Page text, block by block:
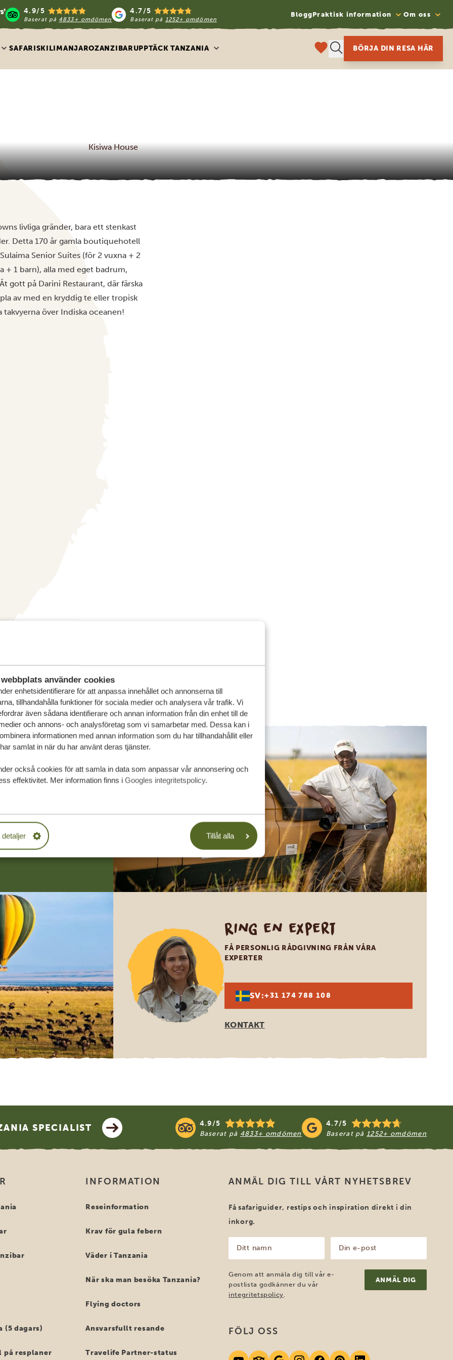
webbplats använder cookies
enhetsidentifierare för att anpassa innehållet och annonserna till
tillhandahålla funktioner för sociala medier och analysera vår trafik. Vi
även sådana identifierare och annan information från din enhet till de
och annons- och analysföretag som vi samarbetar med. Dessa kan i
informationen med annan information som du har tillhandahållit eller
samlat in när du har använt deras tjänster.
också cookies för att samla in data som anpassar vår annonsering och
effektivitet. Mer information finns i Googles integritetspolicy.
Tillåt alla
4.9/5
Baserat på 4833+ omdömen
4.7/5
Baserat på 1252+ omdömen
BloggPraktisk information Om oss
SAFARISKILIMANJAROZANZIBARUPPTÄCK TANZANIA BÖRJA DIN RESA HÄR
Kisiwa House
livliga gränder, bara ett stenkast
Detta 170 år gamla boutiquehotell
Senior Suites (för 2 vuxna + 2
+ 1 barn), alla med eget badrum,
gott på Darini Restaurant, där färska
av med en kryddig te eller tropisk
över Indiska oceanen!
Ring en expert
FÅ PERSONLIG RÅDGIVNING FRÅN VÅRA
EXPERTER
SV:+31 174 788 108
KONTAKT
SPECIALIST 4.9/5
Baserat på 4833+ omdömen
4.7/5
Baserat på 1252+ omdömen
(5 dagars)
på resplaner
INFORMATION
Reseinformation
Krav för gula febern
Väder i Tanzania
När ska man besöka Tanzania?
Flying doctors
Ansvarsfullt resande
Travelife Partner-status
ANMÄL DIG TILL VÅRT NYHETSBREV
Få safariguider, restips och inspiration direkt i din
inkorg.
namn
(Obligatoriskt)
post
(Obligatoriskt)
Genom att anmäla dig till vår e-
postlista godkänner du vår
integritetspolicy.
FÖLJ OSS